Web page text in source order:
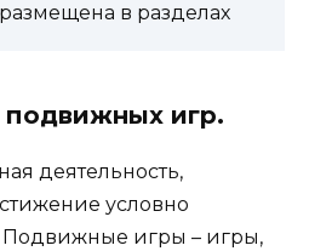
в разделах
игр.
деятельность,
условно
Подвижные игры – игры,